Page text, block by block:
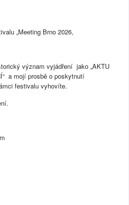
„Meeting Brno 2026,
význam vyjádření jako „AKTU
a mojí prosbě o poskytnutí
festivalu vyhovíte.